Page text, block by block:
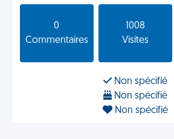
0
Commentaires
1008
Visites
Non spécifié
Non spécifié
Non spécifié